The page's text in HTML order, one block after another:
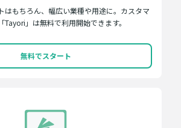
はもちろん、幅広い業種や用途に。カスタマ
Tayori」は無料で利用開始できます。
無料でスタート